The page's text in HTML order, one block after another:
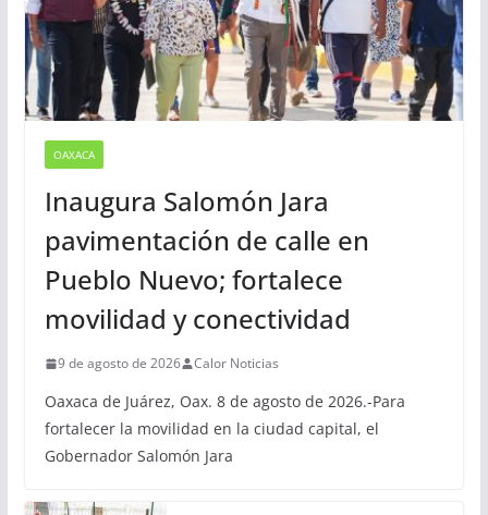
OAXACA
Inaugura Salomón Jara
pavimentación de calle en
Pueblo Nuevo; fortalece
movilidad y conectividad
9 de agosto de 2026 Calor Noticias
Oaxaca de Juárez, Oax. 8 de agosto de 2026.-Para
fortalecer la movilidad en la ciudad capital, el
Gobernador Salomón Jara